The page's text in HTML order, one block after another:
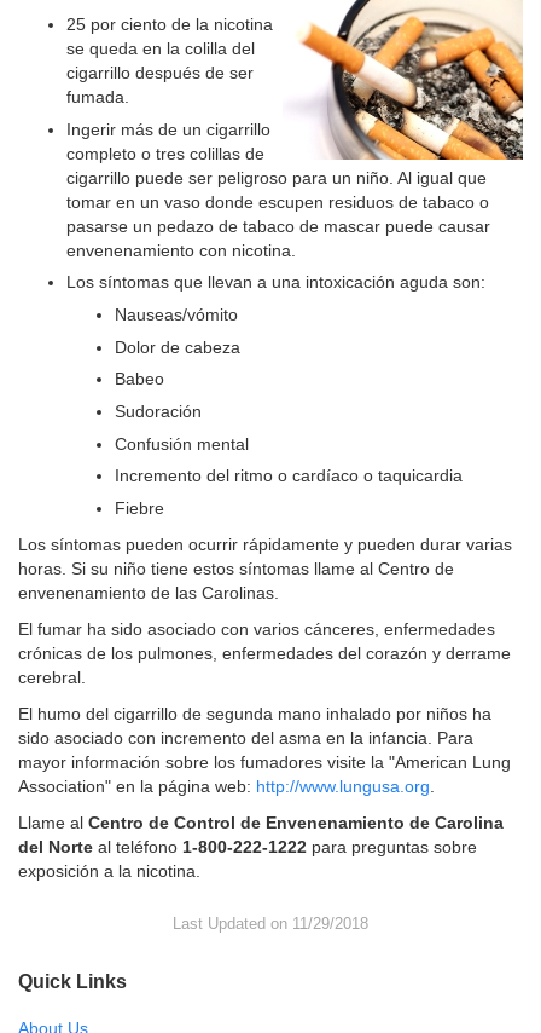
25 por ciento de la nicotina
se queda en la colilla del
cigarrillo después de ser
fumada.
Ingerir más de un cigarrillo
completo o tres colillas de
cigarrillo puede ser peligroso para un niño. Al igual que
tomar en un vaso donde escupen residuos de tabaco o
pasarse un pedazo de tabaco de mascar puede causar
envenenamiento con nicotina.
Los síntomas que llevan a una intoxicación aguda son:
Nauseas/vómito
Dolor de cabeza
Babeo
Sudoración
Confusión mental
Incremento del ritmo o cardíaco o taquicardia
Fiebre
Los síntomas pueden ocurrir rápidamente y pueden durar varias
horas. Si su niño tiene estos síntomas llame al Centro de
envenenamiento de las Carolinas.
El fumar ha sido asociado con varios cánceres, enfermedades
crónicas de los pulmones, enfermedades del corazón y derrame
cerebral.
El humo del cigarrillo de segunda mano inhalado por niños ha
sido asociado con incremento del asma en la infancia. Para
mayor información sobre los fumadores visite la "American Lung
Association" en la página web: http://www.lungusa.org
Llame al Centro de Control de Envenenamiento de Carolina
del Norte al teléfono 1-800-222-1222 para preguntas sobre
exposición a la nicotina.
Last Updated on 11/29/2018
Quick Links
About Us